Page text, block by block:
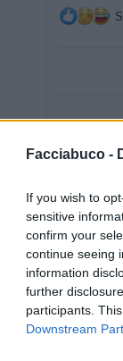
Facciabuco -
If you wish to
sensitive
confirm your
continue seeing
information
further
participants.
Downstream
pubblicità